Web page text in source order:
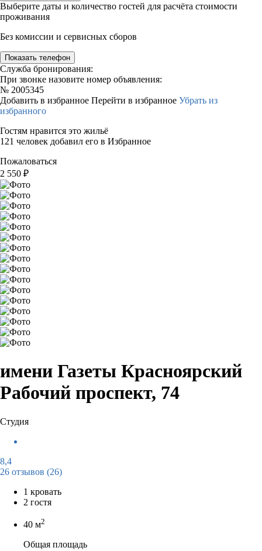
Выберите даты и количество гостей для расчёта стоимости
проживания
Без комиссии и сервисных сборов
Показать телефон
Служба бронирования:
При звонке назовите номер объявления:
№ 2005345
Добавить в избранное Перейти в избранное Убрать из
избранного
Гостям нравится это жильё
121 человек добавил его в Избранное
Пожаловаться
2 550 ₽
имени Газеты Красноярский
Рабочий проспект, 74
Студия
8,4
26 отзывов (26)
1 кровать
2 гостя
40 м2
Общая площадь